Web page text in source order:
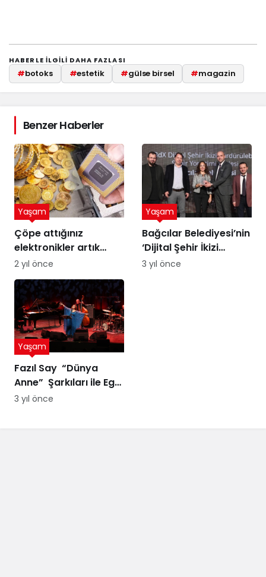
HABERLE ILGILI DAHA FAZLASI
#botoks #estetik #gülse birsel #magazin
Benzer Haberler
Çöpe attığınız
elektronikler artık
altına dönüşebilir!
Üstelik peynir altı
suyuyla
Yaşam
2 yıl önce
Bağcılar Belediyesi’nin
‘Dijital Şehir İkizi
Sürdürülebilir Şehir
Yaşam
3 yıl önce
Fazıl Say “Dünya
Anne” Şarkıları ile Ege
Turnesi’nde
Yaşam
3 yıl önce